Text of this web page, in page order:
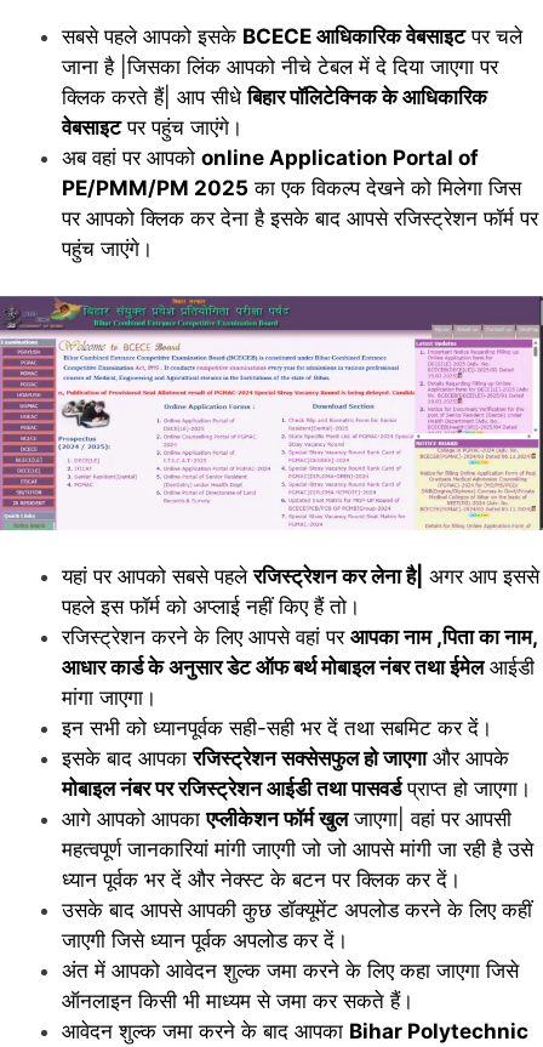
सबसे पहले आपको इसके BCECE आधिकारिक वेबसाइटपर चले
जाना है |जिसका लिंक आपको नीचे टेबल में दे दिया जाएगा पर
क्लिक करते हैं| आप सीधेबिहार पॉलिटेक्निक के आधिकारिक
वेबसाइटपर पहुंच जाएंगे।
अब वहां पर आपको online Application Portal of
PE/PMM/PM 2025 का एक विकल्प देखने को मिलेगा जिस
पर आपको क्लिक कर देना है इसके बाद आपसे रजिस्ट्रेशन फॉर्म पर
पहुंच जाएंगे।
यहां पर आपको सबसे पहलेरजिस्ट्रेशन कर लेना है| अगर आप इससे
पहले इस फॉर्म को अप्लाई नहीं किए हैं तो।
रजिस्ट्रेशन करने के लिए आपसे वहां पर आपका नाम ,पिता का नाम,
आधार कार्ड के अनुसार डेट ऑफ बर्थ मोबाइल नंबर तथा ईमेलआईडी
मांगा जाएगा।
इन सभी को ध्यानपूर्वक सही-सही भर दें तथा सबमिट कर दें।
इसके बाद आपकारजिस्ट्रेशन सक्सेसफुल हो जाएगाऔर आपके
मोबाइल नंबर पर रजिस्ट्रेशन आईडी तथा पासवर्डप्राप्त हो जाएगा।
आगे आपको आपकाएप्लीकेशन फॉर्म खुलजाएगा| वहां पर आपसी
महत्वपूर्ण जानकारियां मांगी जाएगी जो जो आपसे मांगी जा रही है उसे
ध्यान पूर्वक भर दें और नेक्स्ट के बटन पर क्लिक कर दें।
उसके बाद आपसे आपकी कुछ डॉक्यूमेंट अपलोड करने के लिए कहीं
जाएगी जिसे ध्यान पूर्वक अपलोड कर दें।
अंत में आपको आवेदन शुल्क जमा करने के लिए कहा जाएगा जिसे
ऑनलाइन किसी भी माध्यम से जमा कर सकते हैं।
आवेदन शुल्क जमा करने के बाद आपका Bihar Polytechnic